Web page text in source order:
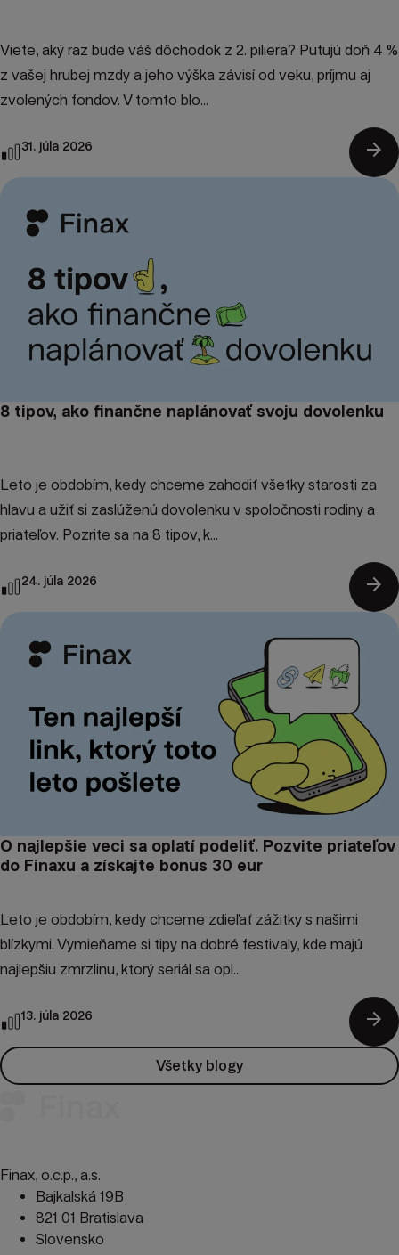
Viete, aký raz bude váš dôchodok z 2. piliera? Putujú doň 4 %
z vašej hrubej mzdy a jeho výška závisí od veku, príjmu aj
zvolených fondov. V tomto blo...
31. júla 2026 arrow_forward
8 tipov, ako finančne naplánovať svoju dovolenku
Leto je obdobím, kedy chceme zahodiť všetky starosti za
hlavu a užiť si zaslúženú dovolenku v spoločnosti rodiny a
priateľov. Pozrite sa na 8 tipov, k...
24. júla 2026 arrow_forward
O najlepšie veci sa oplatí podeliť. Pozvite priateľov
do Finaxu a získajte bonus 30 eur
Leto je obdobím, kedy chceme zdieľať zážitky s našimi
blízkymi. Vymieňame si tipy na dobré festivaly, kde majú
najlepšiu zmrzlinu, ktorý seriál sa opl...
13. júla 2026 arrow_forward
Všetky blogy
Finax, o.c.p., a.s.
Bajkalská 19B
821 01 Bratislava
Slovensko